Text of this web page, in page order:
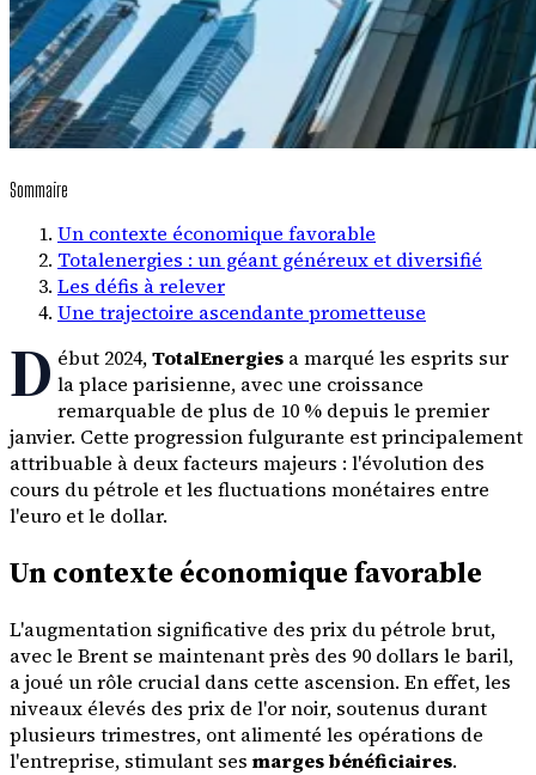
Sommaire
Un contexte économique favorable
Totalenergies : un géant généreux et diversifié
Les défis à relever
Une trajectoire ascendante prometteuse
D ébut 2024,TotalEnergies a marqué les esprits sur
la place parisienne, avec une croissance
remarquable de plus de 10 % depuis le premier
janvier. Cette progression fulgurante est principalement
attribuable à deux facteurs majeurs : l'évolution des
cours du pétrole et les fluctuations monétaires entre
l'euro et le dollar.
Un contexte économique favorable
L'augmentation significative des prix du pétrole brut,
avec le Brent se maintenant près des 90 dollars le baril,
a joué un rôle crucial dans cette ascension. En effet, les
niveaux élevés des prix de l'or noir, soutenus durant
plusieurs trimestres, ont alimenté les opérations de
l'entreprise, stimulant ses marges bénéficiaires.